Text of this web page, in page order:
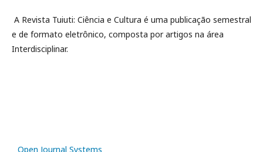
A Revista Tuiuti: Ciência e Cultura é uma publicação semestral
e de formato eletrônico, composta por artigos na área
Interdisciplinar.
Open Journal Systems